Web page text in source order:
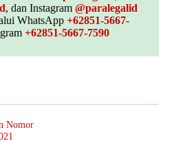
, dan Instagram@paralegalid
WhatsApp+62851-5667-
+62851-5667-7590
Nomor